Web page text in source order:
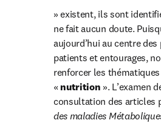
» existent, ils sont
ne fait aucun doute.
aujourd’hui au centre
patients et entourages,
renforcer les
« nutrition ». L’examen
consultation des articles
des maladies